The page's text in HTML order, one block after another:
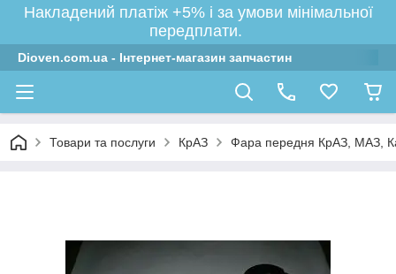
Накладений платіж +5% і за умови мінімальної
передплати.
Dioven.com.ua - Інтернет-магазин запчастин
Товари та послуги КрАЗ Фара передня КрАЗ, МАЗ,